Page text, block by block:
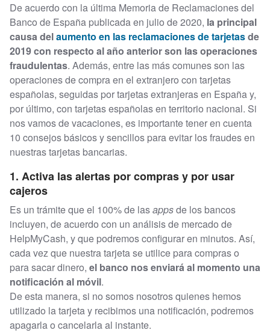
De acuerdo con la última Memoria de Reclamaciones del
Banco de España publicada en julio de 2020, la principal
causa delaumento en las reclamaciones de tarjetasde
2019 con respecto al año anterior son las operaciones
fraudulentas. Además, entre las más comunes son las
operaciones de compra en el extranjero con tarjetas
españolas, seguidas por tarjetas extranjeras en España y,
por último, con tarjetas españolas en territorio nacional. Si
nos vamos de vacaciones, es importante tener en cuenta
10 consejos básicos y sencillos para evitar los fraudes en
nuestras tarjetas bancarias.
1. Activa las alertas por compras y por usar
cajeros
Es un trámite que el 100% de lasappsde los bancos
incluyen, de acuerdo con un análisis de mercado de
HelpMyCash, y que podremos configurar en minutos. Así,
cada vez que nuestra tarjeta se utilice para compras o
para sacar dinero, el banco nos enviará al momento una
notificación al móvil.
De esta manera, si no somos nosotros quienes hemos
utilizado la tarjeta y recibimos una notificación, podremos
apagarla o cancelarla al instante.